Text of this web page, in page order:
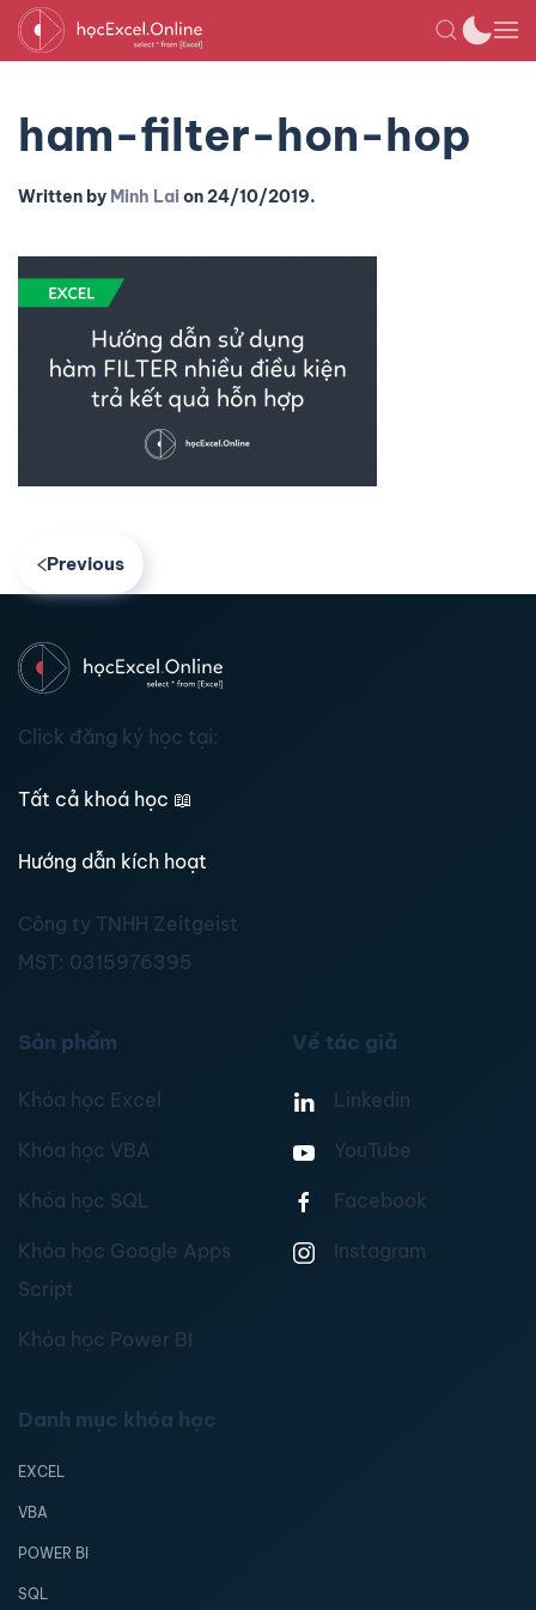
ham-filter-hon-hop
Written by Minh Laion24/10/2019.
Previous
Click đăng ký học tại:
Tất cả khoá học 📖
Hướng dẫn kích hoạt
Công ty TNHH Zeitgeist
MST: 0315976395
Sản phẩm
Khóa học Excel
Khóa học VBA
Khóa học SQL
Khóa học Google Apps
Script
Khóa học Power BI
Về tác giả
Linkedin
YouTube
Facebook
Instagram
Danh mục khóa học
EXCEL
VBA
POWER BI
SQL